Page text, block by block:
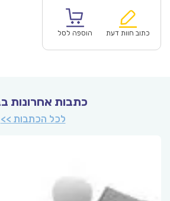
₪61.00.
כתוב חוות דעת הוספה לסל
כתבות אחרונות
לכל הכתבות >>